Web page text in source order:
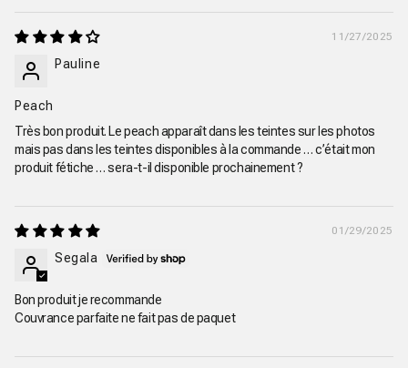
11/27/2025
Pauline
Peach
Très bon produit. Le peach apparaît dans les teintes sur les photos
mais pas dans les teintes disponibles à la commande … c’était mon
produit fétiche … sera-t-il disponible prochainement ?
01/29/2025
Segala
Bon produit je recommande
Couvrance parfaite ne fait pas de paquet